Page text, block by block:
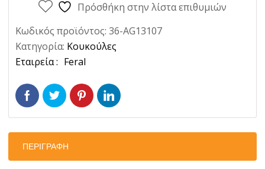
Πρόσθήκη στην λίστα επιθυμιών
Κωδικός προϊόντος: 36-AG13107
Κατηγορία: Κουκούλες
Ετικέτα:
Feral
ΠΕΡΙΓΡΑΦΉ